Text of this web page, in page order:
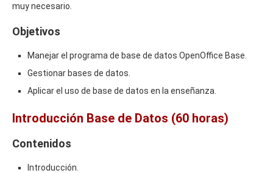
muy necesario.
Objetivos
Manejar el programa de base de datos OpenOffice Base.
Gestionar bases de datos.
Aplicar el uso de base de datos en la enseñanza.
Introducción Base de Datos (60 horas)
Contenidos
Introducción.